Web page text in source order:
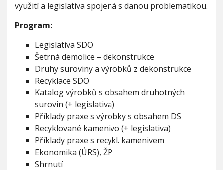
využití a legislativa spojená s danou problematikou.
Program:
Legislativa SDO
Šetrná demolice – dekonstrukce
Druhy suroviny a výrobků z dekonstrukce
Recyklace SDO
Katalog výrobků s obsahem druhotných
surovin (+ legislativa)
Příklady praxe s výrobky s obsahem DS
Recyklované kamenivo (+ legislativa)
Příklady praxe s recykl. kamenivem
Ekonomika (ÚRS), ŽP
Shrnutí